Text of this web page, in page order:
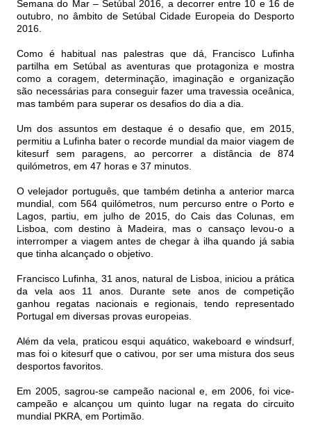
Semana do Mar – Setúbal 2016, a decorrer entre 10 e 16 de
outubro, no âmbito de Setúbal Cidade Europeia do Desporto
2016.
Como é habitual nas palestras que dá, Francisco Lufinha
partilha em Setúbal as aventuras que protagoniza e mostra
como a coragem, determinação, imaginação e organização
são necessárias para conseguir fazer uma travessia oceânica,
mas também para superar os desafios do dia a dia.
Um dos assuntos em destaque é o desafio que, em 2015,
permitiu a Lufinha bater o recorde mundial da maior viagem de
kitesurf sem paragens, ao percorrer a distância de 874
quilómetros, em 47 horas e 37 minutos.
O velejador português, que também detinha a anterior marca
mundial, com 564 quilómetros, num percurso entre o Porto e
Lagos, partiu, em julho de 2015, do Cais das Colunas, em
Lisboa, com destino à Madeira, mas o cansaço levou-o a
interromper a viagem antes de chegar à ilha quando já sabia
que tinha alcançado o objetivo.
Francisco Lufinha, 31 anos, natural de Lisboa, iniciou a prática
da vela aos 11 anos. Durante sete anos de competição
ganhou regatas nacionais e regionais, tendo representado
Portugal em diversas provas europeias.
Além da vela, praticou esqui aquático, wakeboard e windsurf,
mas foi o kitesurf que o cativou, por ser uma mistura dos seus
desportos favoritos.
Em 2005, sagrou-se campeão nacional e, em 2006, foi vice-
campeão e alcançou um quinto lugar na regata do circuito
mundial PKRA, em Portimão.